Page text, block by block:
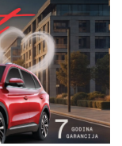
ŽENOM
doneo
pokazao